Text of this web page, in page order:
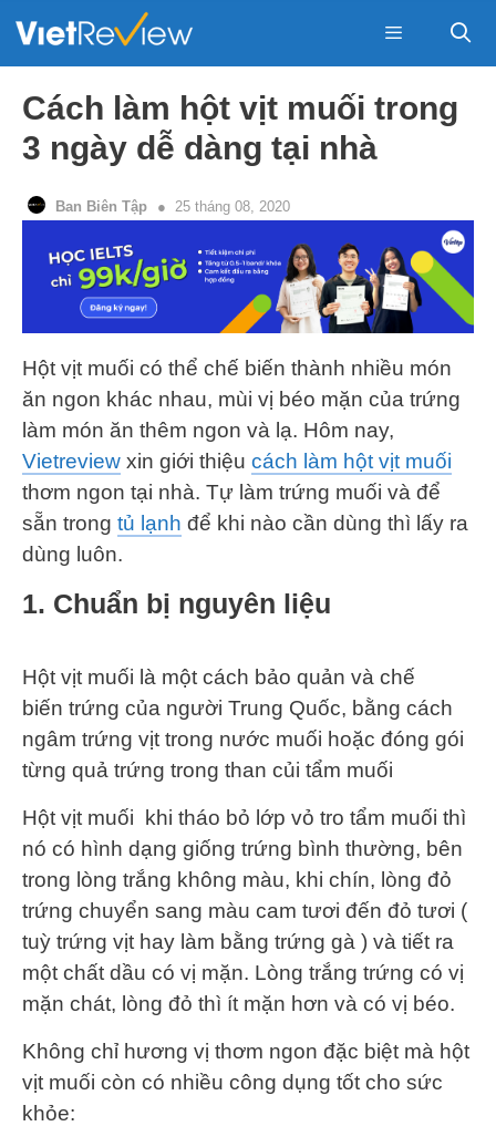
Menu
Cách làm hột vịt muối trong
3 ngày dễ dàng tại nhà
Ban Biên Tập 25 tháng 08, 2020
Hột vịt muối có thể chế biến thành nhiều món
ăn ngon khác nhau, mùi vị béo mặn của trứng
làm món ăn thêm ngon và lạ. Hôm nay,
Vietreview xin giới thiệu cách làm hột vịt muối
thơm ngon tại nhà. Tự làm trứng muối và để
sẵn trong tủ lạnh để khi nào cần dùng thì lấy ra
dùng luôn.
1. Chuẩn bị nguyên liệu
Hột vịt muối là một cách bảo quản và chế
biến trứng của người Trung Quốc, bằng cách
ngâm trứng vịt trong nước muối hoặc đóng gói
từng quả trứng trong than củi tẩm muối
Hột vịt muối khi tháo bỏ lớp vỏ tro tẩm muối thì
nó có hình dạng giống trứng bình thường, bên
trong lòng trắng không màu, khi chín, lòng đỏ
trứng chuyển sang màu cam tươi đến đỏ tươi (
tuỳ trứng vịt hay làm bằng trứng gà ) và tiết ra
một chất dầu có vị mặn. Lòng trắng trứng có vị
mặn chát, lòng đỏ thì ít mặn hơn và có vị béo.
Không chỉ hương vị thơm ngon đặc biệt mà hột
vịt muối còn có nhiều công dụng tốt cho sức
khỏe: